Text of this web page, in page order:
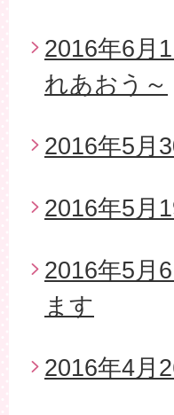
2016年6月
れあおう～
2016年5月
2016年5月
2016年5月
ます
2016年4月